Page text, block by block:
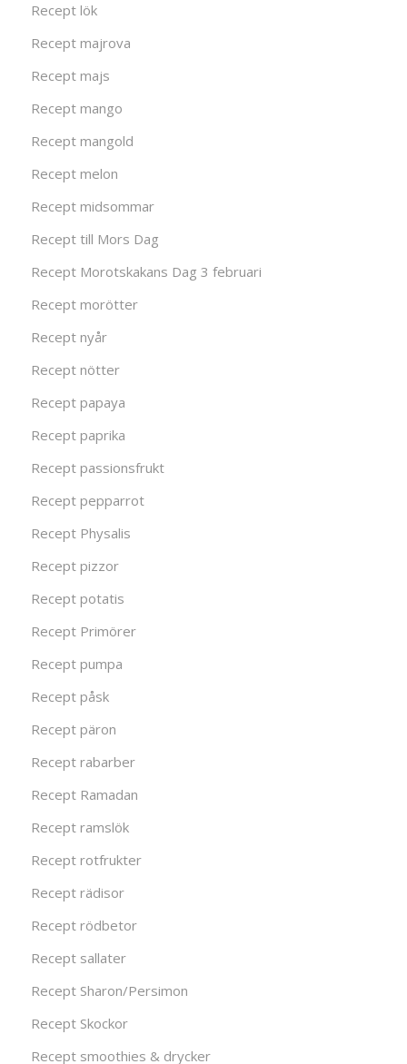
Recept lök
Recept majrova
Recept majs
Recept mango
Recept mangold
Recept melon
Recept midsommar
Recept till Mors Dag
Recept Morotskakans Dag 3 februari
Recept morötter
Recept nyår
Recept nötter
Recept papaya
Recept paprika
Recept passionsfrukt
Recept pepparrot
Recept Physalis
Recept pizzor
Recept potatis
Recept Primörer
Recept pumpa
Recept påsk
Recept päron
Recept rabarber
Recept Ramadan
Recept ramslök
Recept rotfrukter
Recept rädisor
Recept rödbetor
Recept sallater
Recept Sharon/Persimon
Recept Skockor
Recept smoothies & drycker